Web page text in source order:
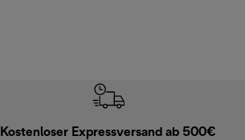
Kostenloser Expressversand ab 500€